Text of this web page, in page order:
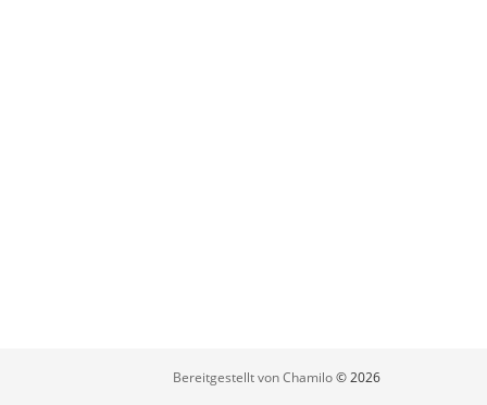
Bereitgestellt von Chamilo© 2026